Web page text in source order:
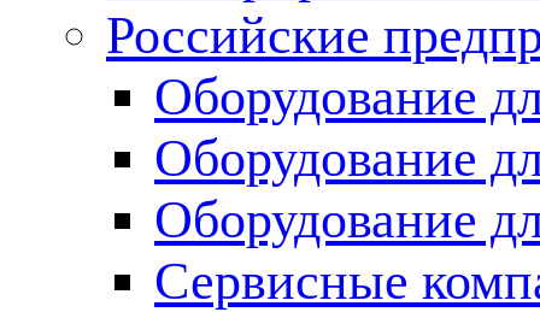
Российские
Оборудование
Оборудование
Оборудование
Сервисные